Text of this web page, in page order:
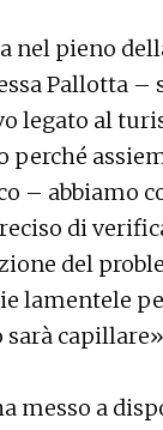
nel pieno
Pallotta –
legato al
perché
– abbiamo
di
del
lamentele
a